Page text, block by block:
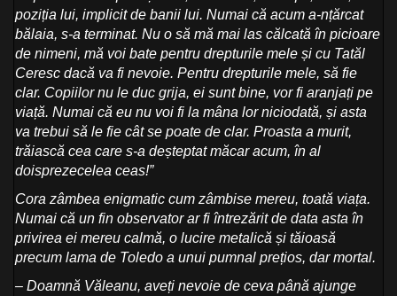
poziția lui, implicit de banii lui. Numai că acum a-nțărcat
bălaia, s-a terminat. Nu o să mă mai las călcată în picioare
de nimeni, mă voi bate pentru drepturile mele și cu Tatăl
Ceresc dacă va fi nevoie. Pentru drepturile mele, să fie
clar. Copiilor nu le duc grija, ei sunt bine, vor fi aranjați pe
viață. Numai că eu nu voi fi la mâna lor niciodată, și asta
va trebui să le fie cât se poate de clar. Proasta a murit,
trăiască cea care s-a deșteptat măcar acum, în al
doisprezecelea ceas!”
Cora zâmbea enigmatic cum zâmbise mereu, toată viața.
Numai că un fin observator ar fi întrezărit de data asta în
privirea ei mereu calmă, o lucire metalică și tăioasă
precum lama de Toledo a unui pumnal prețios, dar mortal.
– Doamnă Văleanu, aveți nevoie de ceva până ajunge